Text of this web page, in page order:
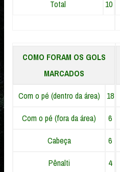
Total
10
COMO FORAM OS GOLS
MARCADOS
Com o pé (dentro da área)
18
Com o pé (fora da área)
6
Cabeça
6
Pênalti
4